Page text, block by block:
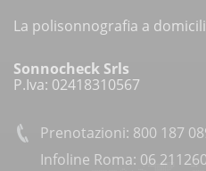
La polisonnografia a
Sonnocheck Srls
P.Iva: 02418310567
Prenotazioni: 800 187
Infoline Roma: 06